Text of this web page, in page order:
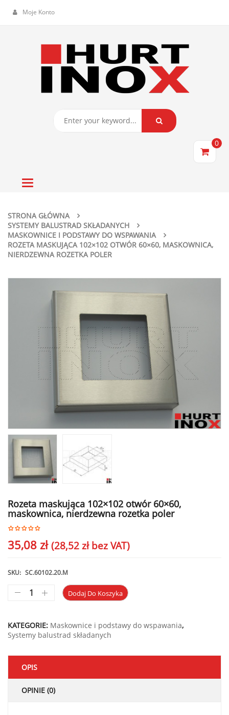
Moje Konto
0
Toggle
STRONA GŁÓWNA
SYSTEMY BALUSTRAD SKŁADANYCH
MASKOWNICE I PODSTAWY DO WSPAWANIA
ROZETA MASKUJĄCA 102×102 OTWÓR 60×60, MASKOWNICA,
NIERDZEWNA ROZETKA POLER
Rozeta maskująca 102×102 otwór 60×60,
maskownica, nierdzewna rozetka poler
35,08 zł (28,52 złbez VAT)
SKU: SC.60102.20.M
Dodaj Do Koszyka
KATEGORIE: Maskownice i podstawy do wspawania,
Systemy balustrad składanych
OPIS
OPINIE (0)